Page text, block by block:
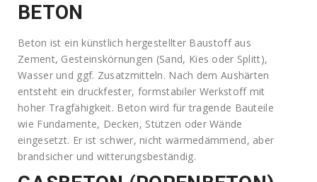
BETON
Beton ist ein künstlich hergestellter Baustoff aus
Zement, Gesteinskörnungen (Sand, Kies oder Splitt),
Wasser und ggf. Zusatzmitteln. Nach dem Aushärten
entsteht ein druckfester, formstabiler Werkstoff mit
hoher Tragfähigkeit. Beton wird für tragende Bauteile
wie Fundamente, Decken, Stützen oder Wände
eingesetzt. Er ist schwer, nicht wärmedämmend, aber
brandsicher und witterungsbeständig.